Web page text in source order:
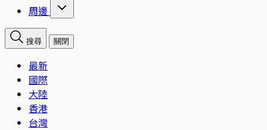
周邊
搜尋 關閉
最新
國際
大陸
香港
台灣